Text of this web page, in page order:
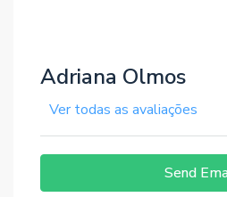
Adriana Olmos
Ver todas as avaliações
Send